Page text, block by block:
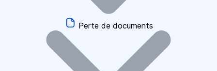
Perte de documents